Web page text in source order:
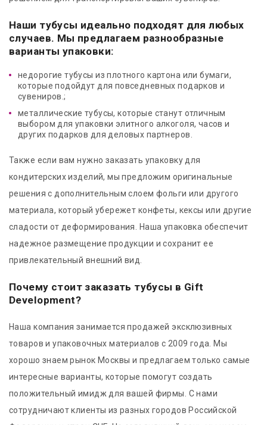
Наши тубусы идеально подходят для любых
случаев. Мы предлагаем разнообразные
варианты упаковки:
недорогие тубусы из плотного картона или бумаги,
которые подойдут для повседневных подарков и
сувениров.;
металлические тубусы, которые станут отличным
выбором для упаковки элитного алкоголя, часов и
других подарков для деловых партнеров.
Также если вам нужно заказать упаковку для
кондитерских изделий, мы предложим оригинальные
решения с дополнительным слоем фольги или другого
материала, который убережет конфеты, кексы или другие
сладости от деформирования. Наша упаковка обеспечит
надежное размещение продукции и сохранит ее
привлекательный внешний вид.
Почему стоит заказать тубусы в Gift
Development?
Наша компания занимается продажей эксклюзивных
товаров и упаковочных материалов с 2009 года. Мы
хорошо знаем рынок Москвы и предлагаем только самые
интересные варианты, которые помогут создать
положительный имидж для вашей фирмы. С нами
сотрудничают клиенты из разных городов Российской